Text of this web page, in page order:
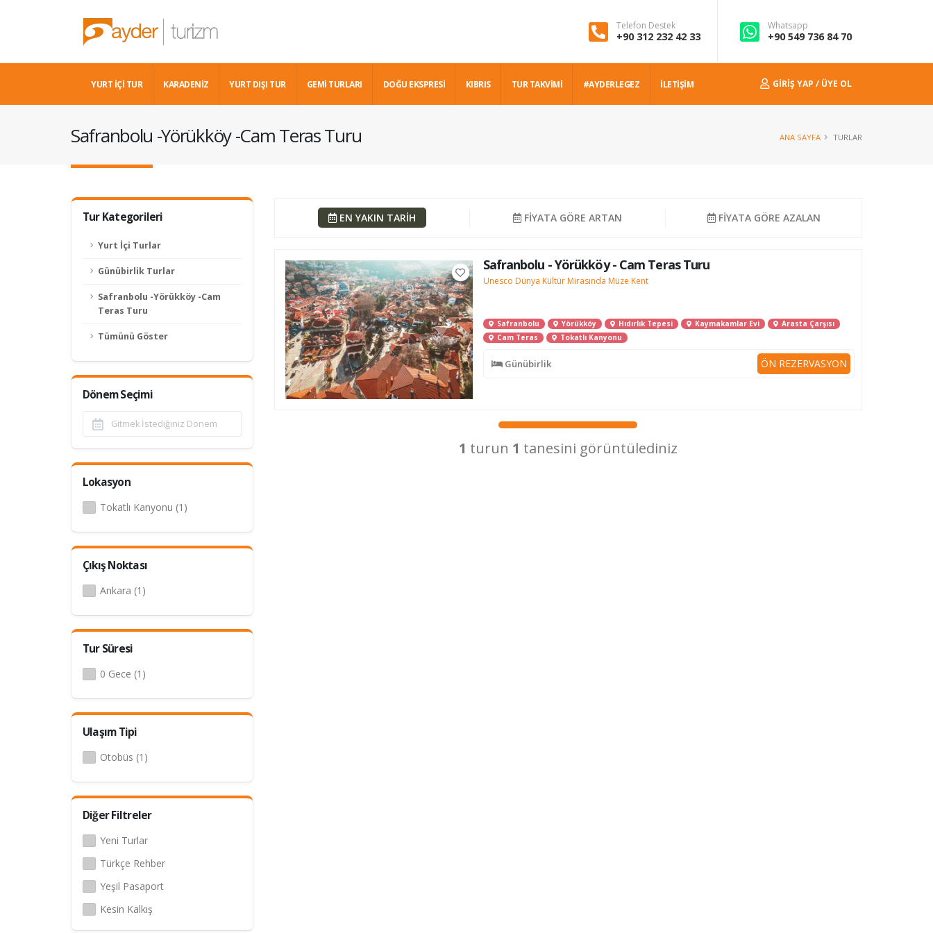
Telefon Destek
+90 312 232 42 33
Whatsapp
+90 549 736 84 70
YURT İÇİ TUR KARADENIZ YURT DIŞI TUR GEMİ TURLARI DOĞU EKSPRESİ KIBRIS TUR TAKVİMİ #AYDERLEGEZ İLETİŞİM GIRIŞ YAP / ÜYE OL
Safranbolu -Yörükköy -Cam Teras Turu ANA SAYFA TURLAR
Tur Kategorileri
Yurt İçi Turlar
Günübirlik Turlar
Safranbolu -Yörükköy -Cam
Teras Turu
Tümünü Göster
Dönem Seçimi
Lokasyon
Tokatlı Kanyonu (1)
Çıkış Noktası
Ankara (1)
Tur Süresi
0 Gece (1)
Ulaşım Tipi
Otobüs (1)
Diğer Filtreler
Yeni Turlar
Türkçe Rehber
Yeşil Pasaport
Kesin Kalkış
EN YAKIN TARİH FİYATA GÖRE ARTAN FİYATA GÖRE AZALAN
Safranbolu - Yörükköy - Cam Teras Turu
Unesco Dünya Kültür Mirasında Müze Kent
Safranbolu Yörükköy Hıdırlık Tepesi Kaymakamlar Evi
Arasta Çarşısı
Cam Teras
Tokatlı Kanyonu
Günübirlik ÖN REZERVASYON
1 turun 1 tanesini görüntülediniz